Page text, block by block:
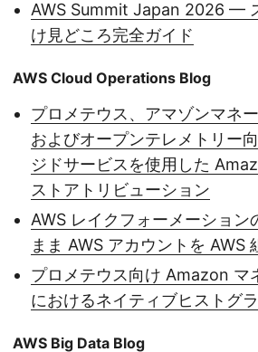
AWS Summit Japan 2026 —
け見どころ完全ガイド
AWS Cloud Operations Blog
プロメテウス、アマゾンマネ
およびオープンテレメトリー
ジドサービスを使用した
ストアトリビューション
AWS レイクフォーメーション
まま AWS アカウントを AWS
プロメテウス向け Amazon マ
におけるネイティブヒストグ
AWS Big Data Blog